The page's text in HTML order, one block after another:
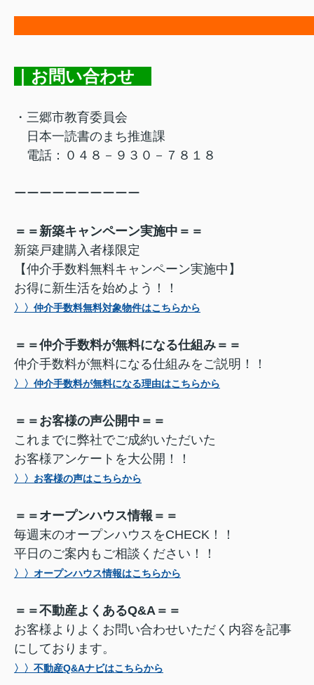
｜お問い合わせ
・三郷市教育委員会
日本一読書のまち推進課
電話：０４８－９３０－７８１８
ーーーーーーーーーー
＝＝新築キャンペーン実施中＝＝
新築戸建購入者様限定
【仲介手数料無料キャンペーン実施中】
お得に新生活を始めよう！！
〉〉仲介手数料無料対象物件はこちらから
＝＝仲介手数料が無料になる仕組み＝＝
仲介手数料が無料になる仕組みをご説明！！
〉〉仲介手数料が無料になる理由はこちらから
＝＝お客様の声公開中＝＝
これまでに弊社でご成約いただいた
お客様アンケートを大公開！！
〉〉お客様の声はこちらから
＝＝オープンハウス情報＝＝
毎週末のオープンハウスをCHECK！！
平日のご案内もご相談ください！！
〉〉オープンハウス情報はこちらから
＝＝不動産よくあるQ&A＝＝
お客様よりよくお問い合わせいただく内容を記事
にしております。
〉〉不動産Q&Aナビはこちらから